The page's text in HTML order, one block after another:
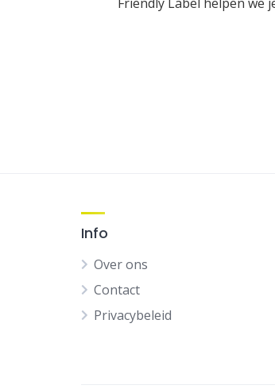
Info
Over ons
Contact
Privacybeleid